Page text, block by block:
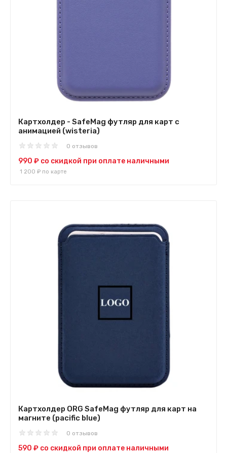
Картхолдер - SafeMag футляр для карт с
анимацией (wisteria)
0 отзывов
990 ₽ со скидкой при оплате наличными
1 200 ₽ по карте
Картхолдер ORG SafeMag футляр для карт на
магните (pacific blue)
0 отзывов
590 ₽ со скидкой при оплате наличными